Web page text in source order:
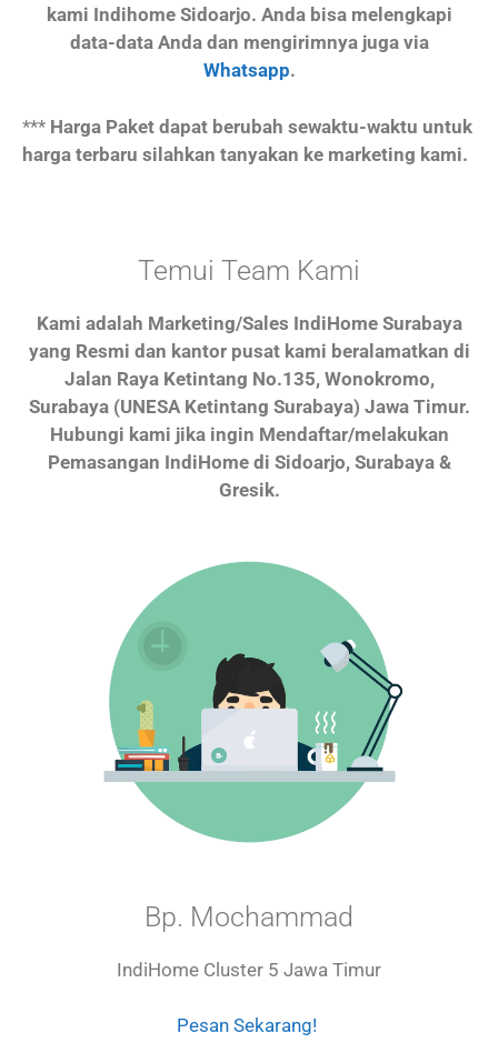
kami Indihome Sidoarjo. Anda bisa melengkapi
data-data Anda dan mengirimnya juga via
Whatsapp.
*** Harga Paket dapat berubah sewaktu-waktu untuk
harga terbaru silahkan tanyakan ke marketing kami.
Temui Team Kami
Kami adalah Marketing/Sales IndiHome Surabaya
yang Resmi dan kantor pusat kami beralamatkan di
Jalan Raya Ketintang No.135, Wonokromo,
Surabaya (UNESA Ketintang Surabaya) Jawa Timur.
Hubungi kami jika ingin Mendaftar/melakukan
Pemasangan IndiHome di Sidoarjo, Surabaya &
Gresik.
Bp. Mochammad
IndiHome Cluster 5 Jawa Timur
Pesan Sekarang!